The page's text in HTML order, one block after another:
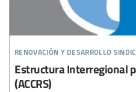
renovación y desarrollo
Estructura Interregional
(ACCRS)